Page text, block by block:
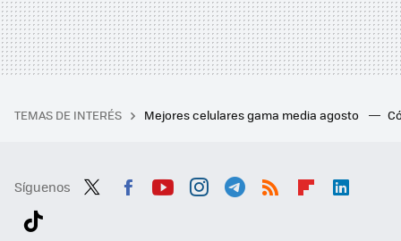
TEMAS DE INTERÉS Mejores celulares gama media agosto
Síguenos